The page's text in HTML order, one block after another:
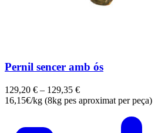
Pernil sencer amb ós
129,20 € – 129,35 €
16,15€/kg (8kg pes aproximat per peça)